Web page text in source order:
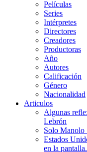
Películas
Series
Intérpretes
Directores
Creadores
Productoras
Año
Autores
Calificación
Género
Nacionalidad
Articulos
Algunas
Lebrón
Solo Manolo
Estados
en la